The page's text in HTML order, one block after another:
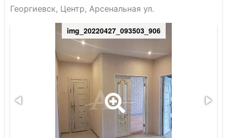
Георгиевск, Центр, Арсенальная ул.
img_20220427_093503_906